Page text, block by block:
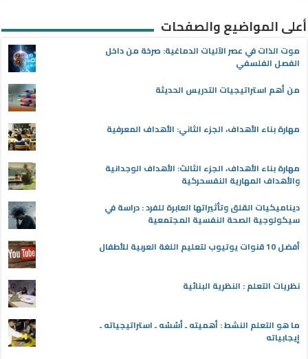
أعلى المواضيع والصفحات
موت الذات في عصر الآليات الدماغية: صرخة من داخل
الفصل الفلسفي
من أهم استراتيجيات التدريس الحديثة
مهارة بناء الأهداف، الجزء الثاني: الأهداف المعرفية
مهارة بناء الأهداف، الجزء الثالث: الأهداف الوجدانية
والأهداف المهارية النفسحركية
ديناميكيات القلق وتأثيراتها العابرة للفرد : دراسة في
سيكولوجية الصحة النفسية المجتمعية
أفضل 10 قنوات يوتيوب لتعليم اللغة العربية للأطفال
نظريات التعلم : النظرية البنائية
ما هو التعلم النشط : أهميته ـ أسُسُه ـ استراتيجياته ـ
إيجابياته